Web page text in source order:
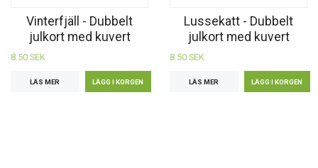
Vinterfjäll - Dubbelt
julkort med kuvert
8.50 SEK
LÄS MER
Lussekatt - Dubbelt
julkort med kuvert
8.50 SEK
LÄS MER